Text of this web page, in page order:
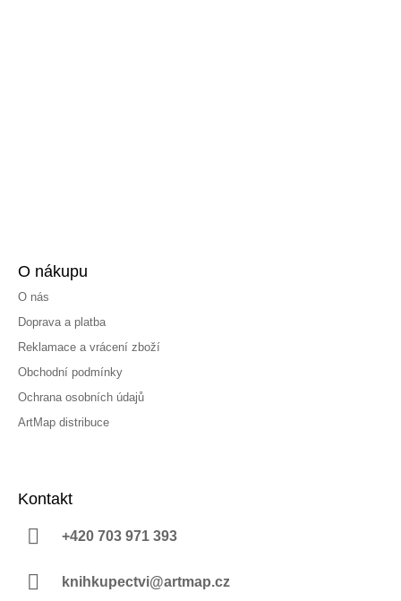
O nákupu
O nás
Doprava a platba
Reklamace a vrácení zboží
Obchodní podmínky
Ochrana osobních údajů
ArtMap distribuce
Kontakt
+420 703 971 393
knihkupectvi@artmap.cz